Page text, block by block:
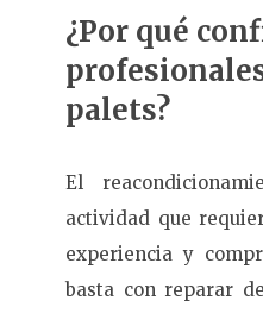
¿Por qué
palets?
El
actividad que
experiencia y
basta con reparar